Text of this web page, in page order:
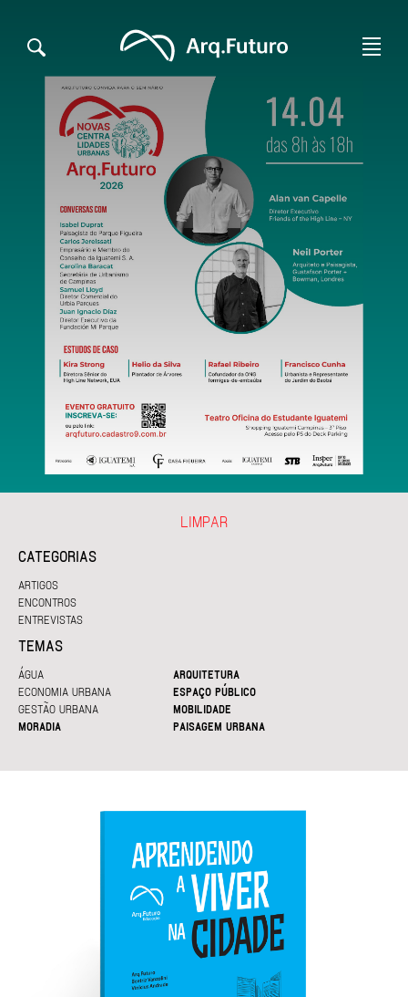
CATEGORIAS
ARTIGOS
ENCONTROS
ENTREVISTAS
TEMAS
ÁGUA
ARQUITETURA
ECONOMIA URBANA
ESPAÇO PÚBLICO
GESTÃO URBANA
MOBILIDADE
MORADIA
PAISAGEM URBANA
LIMPAR